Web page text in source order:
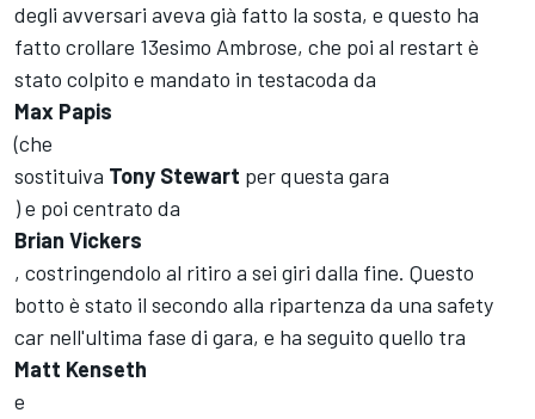
degli avversari aveva già fatto la sosta, e questo ha
fatto crollare 13esimo Ambrose, che poi al restart è
stato colpito e mandato in testacoda da
Max Papis
(che
sostituiva Tony Stewart per questa gara
) e poi centrato da
Brian Vickers
, costringendolo al ritiro a sei giri dalla fine. Questo
botto è stato il secondo alla ripartenza da una safety
car nell'ultima fase di gara, e ha seguito quello tra
Matt Kenseth
e